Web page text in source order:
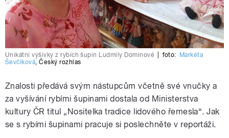
Unikátní výšivky z rybích šupin Ludmily Dominové foto:
Markéta
Ševčíková,Český rozhlas
Znalosti předává svým nástupcům včetně své vnučky a
za vyšívání rybími šupinami dostala od Ministerstva
kultury ČR titul „Nositelka tradice lidového řemesla“. Jak
se s rybími šupinami pracuje si poslechněte v reportáži.